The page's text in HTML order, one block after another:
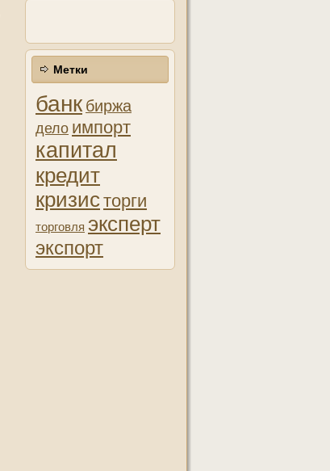
Метки
банк биржа
дело импорт
капитал
кредит
кризисторги
торговля эксперт
экспорт